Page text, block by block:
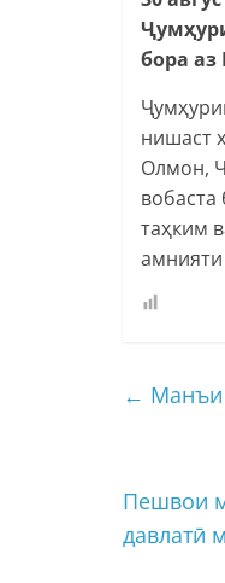
бора
нишаст
Олмон,
таҳким
← Манъи
Пешвои
давлатӣ